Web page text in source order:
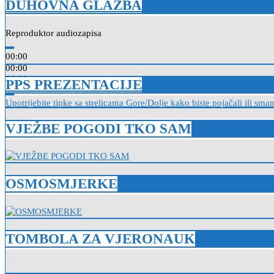
DUHOVNA GLAZBA
Reproduktor audiozapisa
00:00
00:00
00:00
Upotrijebite tipke sa strelicama Gore/Dolje kako biste pojačali ili
PPS PREZENTACIJE
VJEŽBE POGODI TKO SAM
OSMOSMJERKE
TOMBOLA ZA VJERONAUK